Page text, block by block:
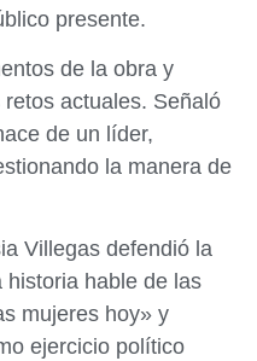
presente.
de la obra y
actuales. Señaló
de un líder,
la manera de
Villegas defendió la
historia hable de las
mujeres hoy» y
ejercicio político